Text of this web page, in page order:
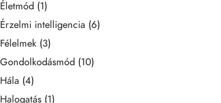
Életmód (1)
Érzelmi intelligencia (6)
Félelmek (3)
Gondolkodásmód (10)
Hála (4)
Halogatás (1)